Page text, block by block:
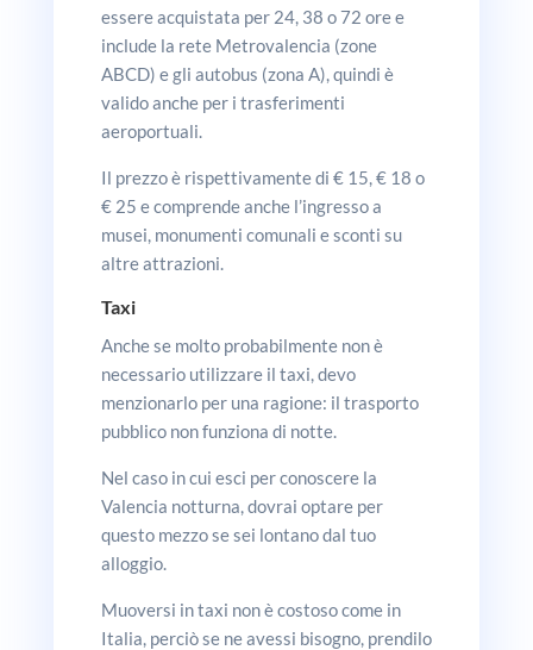
essere acquistata per 24, 38 o 72 ore e
include la rete Metrovalencia (zone
ABCD) e gli autobus (zona A), quindi è
valido anche per i trasferimenti
aeroportuali.
Il prezzo è rispettivamente di € 15, € 18 o
€ 25 e comprende anche l’ingresso a
musei, monumenti comunali e sconti su
altre attrazioni.
Taxi
Anche se molto probabilmente non è
necessario utilizzare il taxi, devo
menzionarlo per una ragione: il trasporto
pubblico non funziona di notte.
Nel caso in cui esci per conoscere la
Valencia notturna, dovrai optare per
questo mezzo se sei lontano dal tuo
alloggio.
Muoversi in taxi non è costoso come in
Italia, perciò se ne avessi bisogno, prendilo